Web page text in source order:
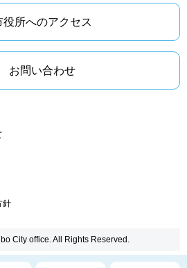
役所へのアクセス
お問い合わせ
針
City office. All Rights Reserved.